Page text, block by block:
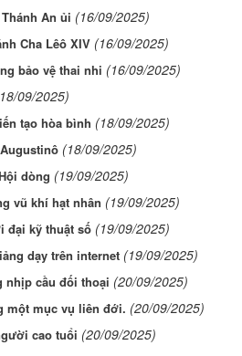
An ủi (16/09/2025)
Cha Lêô XIV (16/09/2025)
bảo vệ thai nhi (16/09/2025)
09/2025)
tạo hòa bình (18/09/2025)
(18/09/2025)
dòng (19/09/2025)
vũ khí hạt nhân (19/09/2025)
đại kỹ thuật số (19/09/2025)
dạy trên internet (19/09/2025)
nhịp cầu đối thoại (20/09/2025)
một mục vụ liên đới. (20/09/2025)
cao tuổi (20/09/2025)